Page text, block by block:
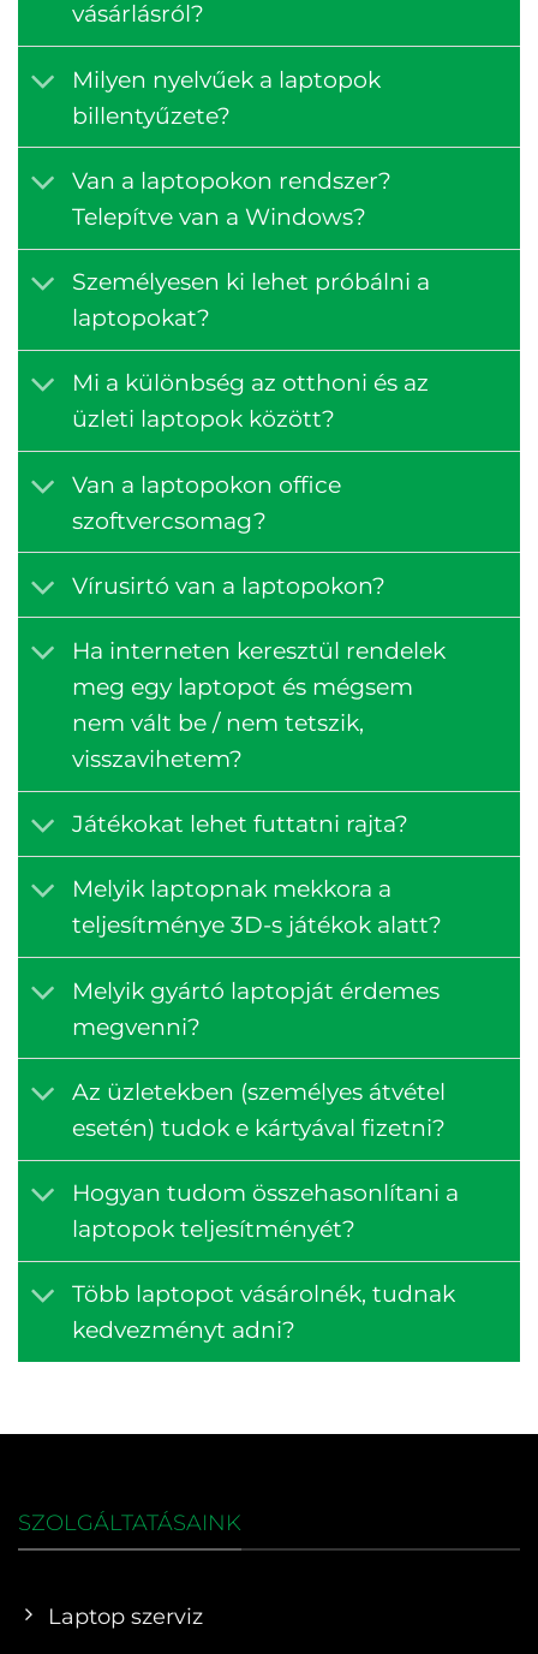
vásárlásról?
Milyen nyelvűek a laptopok
billentyűzete?
Van a laptopokon rendszer?
Telepítve van a Windows?
Személyesen ki lehet próbálni a
laptopokat?
Mi a különbség az otthoni és az
üzleti laptopok között?
Van a laptopokon office
szoftvercsomag?
Vírusirtó van a laptopokon?
Ha interneten keresztül rendelek
meg egy laptopot és mégsem
nem vált be / nem tetszik,
visszavihetem?
Játékokat lehet futtatni rajta?
Melyik laptopnak mekkora a
teljesítménye 3D-s játékok alatt?
Melyik gyártó laptopját érdemes
megvenni?
Az üzletekben (személyes átvétel
esetén) tudok e kártyával fizetni?
Hogyan tudom összehasonlítani a
laptopok teljesítményét?
Több laptopot vásárolnék, tudnak
kedvezményt adni?
SZOLGÁLTATÁSAINK
Laptop szerviz